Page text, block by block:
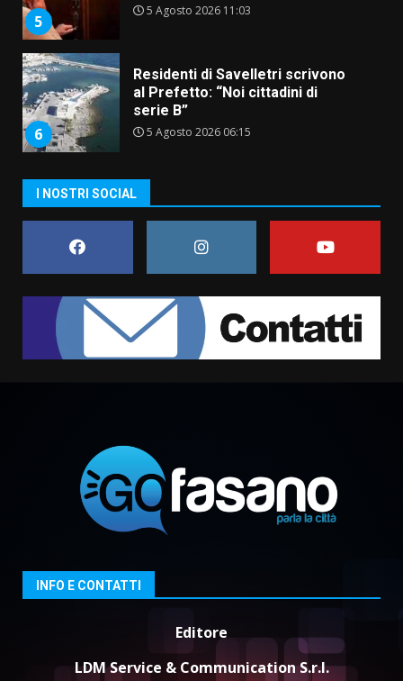
5
5 Agosto 2026 11:03
6
Residenti di Savelletri scrivono
al Prefetto: “Noi cittadini di
serie B”
5 Agosto 2026 06:15
Pesce Spada: appuntamento a
sabato 8 agosto
5 Agosto 2026 06:10
1
cittadina di Fratelli d’Italia,
pronta a tornare in Consiglio
comunale
condivisa della Villetta di
Laureto
6 Agosto 2026 06:20
3
La magia del Minareto e la prima
Serie D, l’Us Fasano è escluso
dal campionato
I NOSTRI SOCIAL
INFO E CONTATTI
Editore
LDM Service & Communication S.r.l.